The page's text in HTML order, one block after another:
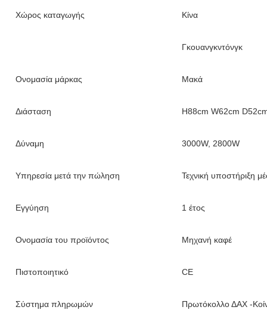
Χώρος καταγωγής Κίνα
Γκουανγκντόνγκ
Ονομασία μάρκας Μακά
Διάσταση H88cm W62cm
Δύναμη 3000W, 2800W
Υπηρεσία μετά την πώληση Τεχνική υποστήριξη
Εγγύηση 1 έτος
Ονομασία του προϊόντος Μηχανή καφέ
Πιστοποιητικό CE
Σύστημα πληρωμών Πρωτόκολλο ΔΑΧ -